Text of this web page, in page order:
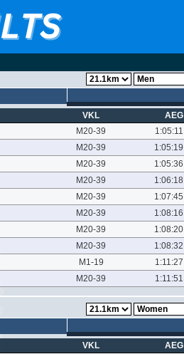
VKL AEG
M20-39 1:05:11
M20-39 1:05:19
M20-39 1:05:36
M20-39 1:06:18
M20-39 1:07:45
M20-39 1:08:16
M20-39 1:08:20
M20-39 1:08:32
M1-19 1:11:27
M20-39 1:11:51
VKL AEG